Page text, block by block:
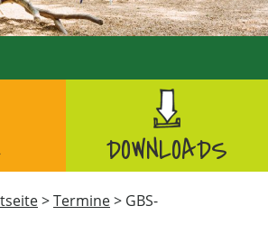
DOWNLOADS
>Termine> GBS-